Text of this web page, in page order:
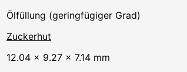
Ölfüllung (geringfügiger Grad)
Zuckerhut
12.04 × 9.27 × 7.14 mm